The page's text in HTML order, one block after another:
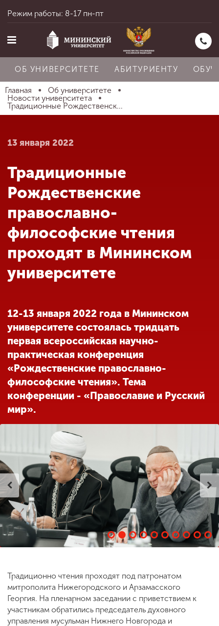
Главная
Абитуриенту
Обучение
Наука
Другие виды
деятельности
Студенческая жизнь
Сведения об
образовательной
организации
ENG SPN CHI
Приемная
комиссия
+7 (831) 262-26-20
Режим работы: 8-17 пн-пт
ОБ УНИВЕРСИТЕТЕ АБИТУРИЕНТУ
Главная
Об университете
Новости университета
Традиционные Рождественск...
13 января 2022
Традиционные
Рождественские
православно-
философские чтения
проходят в Мининском
университете
12-13 января 2022 года в Мининском
университете состоялась тридцать
первая всероссийская научно-
практическая конференция
«Рождественские православно-
философские чтения». Тема
конференции - «Православие и Русский
мир».
Традиционно чтения проходят под патронатом
митрополита Нижегородского и Арзамасского
Георгия. На пленарном заседании с приветствием к
участникам обратились председатель духовного
управления мусульман Нижнего Новгорода и